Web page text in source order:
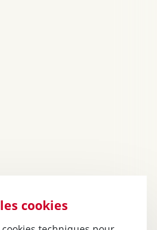
cookies